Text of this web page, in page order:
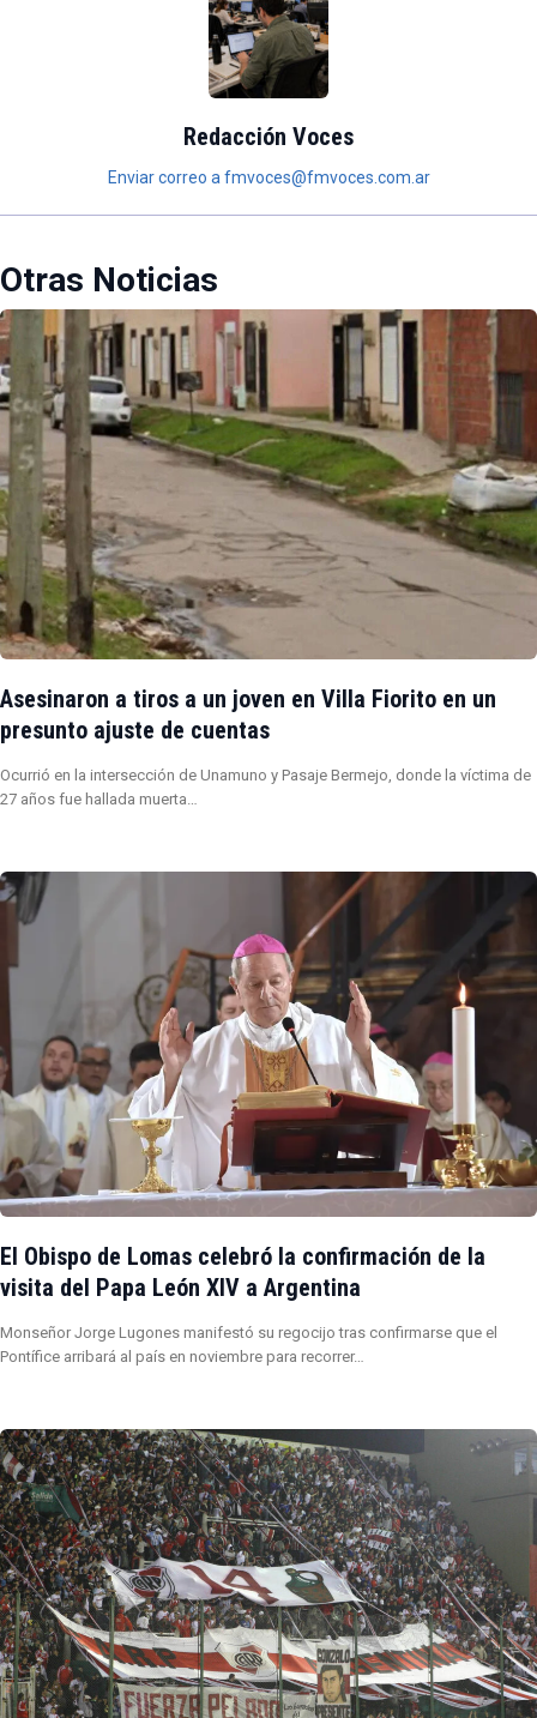
Redacción Voces
Enviar correo a fmvoces@fmvoces.com.ar
Otras Noticias
Asesinaron a tiros a un joven en Villa Fiorito en un
presunto ajuste de cuentas
Ocurrió en la intersección de Unamuno y Pasaje Bermejo, donde la víctima de
27 años fue hallada muerta…
El Obispo de Lomas celebró la confirmación de la
visita del Papa León XIV a Argentina
Monseñor Jorge Lugones manifestó su regocijo tras confirmarse que el
Pontífice arribará al país en noviembre para recorrer…